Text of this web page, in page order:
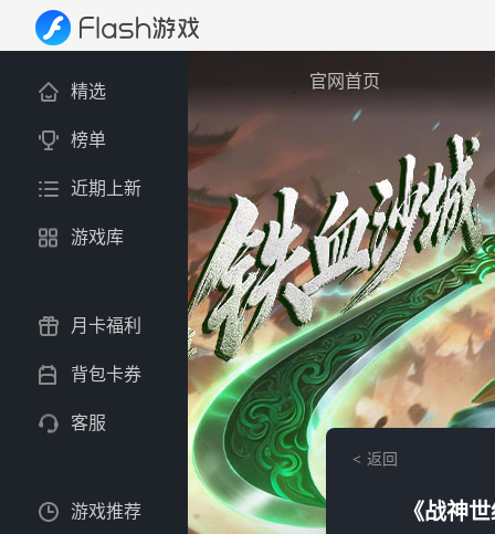
官网首页
返回
《战神
精选
榜单
近期上新
游戏库
月卡福利
背包卡券
客服
游戏推荐